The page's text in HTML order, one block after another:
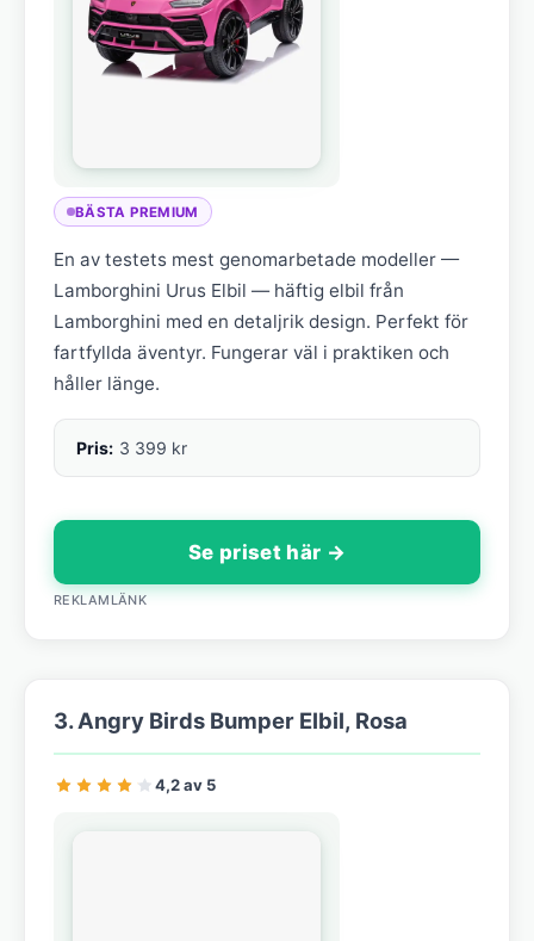
BÄSTA PREMIUM
En av testets mest genomarbetade modeller —
Lamborghini Urus Elbil — häftig elbil från
Lamborghini med en detaljrik design. Perfekt för
fartfyllda äventyr. Fungerar väl i praktiken och
håller länge.
Pris: 3 399 kr
Se priset här →
REKLAMLÄNK
3. Angry Birds Bumper Elbil, Rosa
4,2 av 5